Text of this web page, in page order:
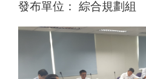
發布單位： 綜合規劃組